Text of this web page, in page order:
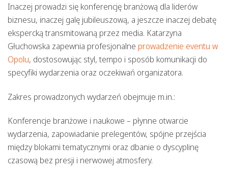
Inaczej prowadzi się konferencję branżową dla liderów
biznesu, inaczej galę jubileuszową, a jeszcze inaczej debatę
ekspercką transmitowaną przez media. Katarzyna
Głuchowska zapewnia profesjonalne prowadzenie eventu w
Opolu, dostosowując styl, tempo i sposób komunikacji do
specyfiki wydarzenia oraz oczekiwań organizatora.
Zakres prowadzonych wydarzeń obejmuje m.in.:
Konferencje branżowe i naukowe – płynne otwarcie
wydarzenia, zapowiadanie prelegentów, spójne przejścia
między blokami tematycznymi oraz dbanie o dyscyplinę
czasową bez presji i nerwowej atmosfery.